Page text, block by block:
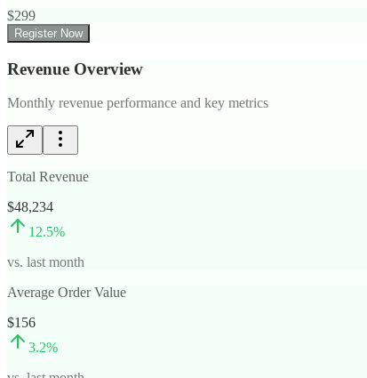
$299
Register Now
Revenue Overview
Monthly revenue performance and key metrics
Total Revenue
$48,234
12.5%
vs. last month
Average Order Value
$156
3.2%